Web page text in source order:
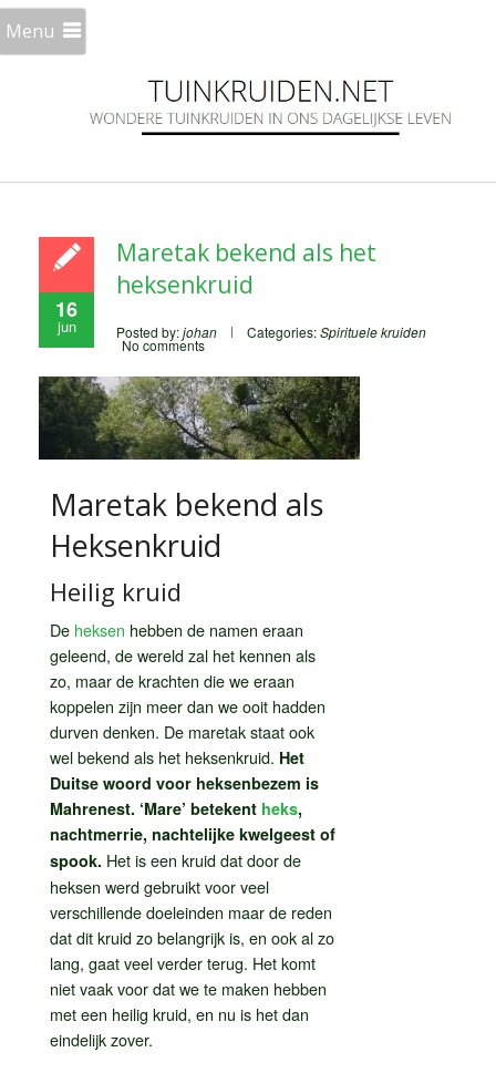
Menu
16
jun
Maretak bekend als het
heksenkruid
Posted by:johan Categories:Spirituele kruiden
No comments
Maretak bekend als
Heksenkruid
Heilig kruid
De heksen hebben de namen eraan
geleend, de wereld zal het kennen als
zo, maar de krachten die we eraan
koppelen zijn meer dan we ooit hadden
durven denken. De maretak staat ook
wel bekend als het heksenkruid. Het
Duitse woord voor heksenbezem is
Mahrenest. ‘Mare’ betekent heks,
nachtmerrie, nachtelijke kwelgeest of
spook. Het is een kruid dat door de
heksen werd gebruikt voor veel
verschillende doeleinden maar de reden
dat dit kruid zo belangrijk is, en ook al zo
lang, gaat veel verder terug. Het komt
niet vaak voor dat we te maken hebben
met een heilig kruid, en nu is het dan
eindelijk zover.